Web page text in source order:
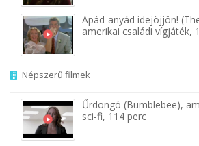
Apád-anyád idejöjjön!
amerikai családi vígjáték,
Népszerű filmek
Űrdongó (Bumblebee),
sci-fi, 114 perc